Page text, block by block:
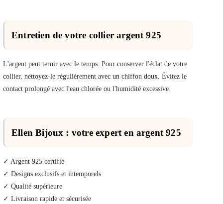
Entretien de votre collier argent 925
L'argent peut ternir avec le temps. Pour conserver l'éclat de votre
collier, nettoyez-le régulièrement avec un chiffon doux. Évitez le
contact prolongé avec l'eau chlorée ou l'humidité excessive.
Ellen Bijoux : votre expert en argent 925
✓ Argent 925 certifié
✓ Designs exclusifs et intemporels
✓ Qualité supérieure
✓ Livraison rapide et sécurisée